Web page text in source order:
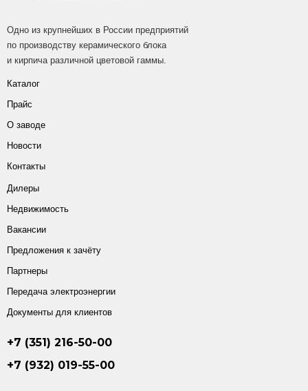
Одно из крупнейших в России предприятий
по производству керамического блока
и кирпича различной цветовой гаммы.
Каталог
Прайс
О заводе
Новости
Контакты
Дилеры
Недвижимость
Вакансии
Предложения к зачёту
Партнеры
Передача электроэнергии
Документы для клиентов
+7 (351) 216-50-00
+7 (932) 019-55-00